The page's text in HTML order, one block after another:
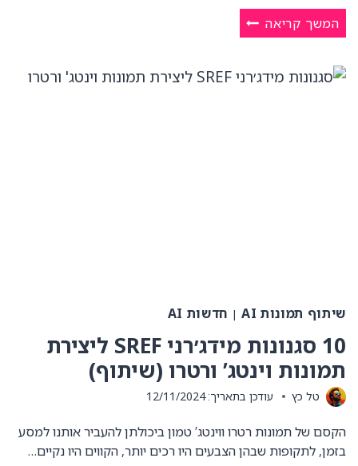
המשך קריאההנחיות
לתמונות
עם
שיתוף תמונות AI | חדשות AI
10 סגנונות מידג׳רני SREF ליצירת
תמונות וינטג’ ורטרו (שיתוף)
טל כץ עודכן בתאריך: 12/11/2024
הקסם של תמונות רטרו ווינטג’ טמון ביכולתן להעביר אותנו למסע
בזמן, לתקופות שבהן הצבעים היו רכים יותר, הקווים היו נקיים…